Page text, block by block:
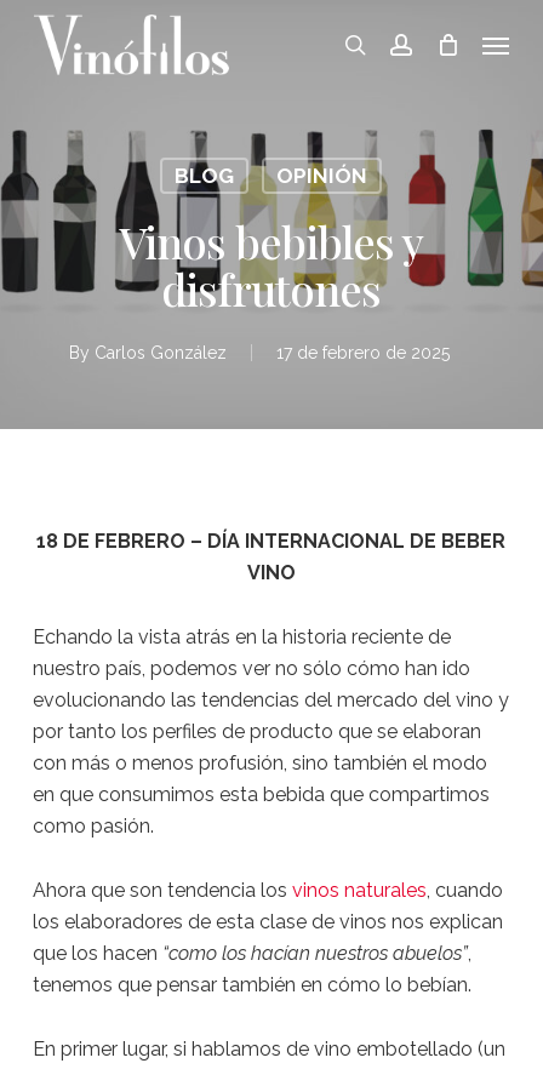
Skip
searchaccount
BLOG OPINIÓN
Vinos bebibles y
disfrutones
By Carlos González 17 de febrero de 2025
18 DE FEBRERO – DÍA INTERNACIONAL DE BEBER
VINO
Echando la vista atrás en la historia reciente de
nuestro país, podemos ver no sólo cómo han ido
evolucionando las tendencias del mercado del vino y
por tanto los perfiles de producto que se elaboran
con más o menos profusión, sino también el modo
en que consumimos esta bebida que compartimos
como pasión.
Ahora que son tendencia los vinos naturales, cuando
los elaboradores de esta clase de vinos nos explican
que los hacen “como los hacían nuestros abuelos”,
tenemos que pensar también en cómo lo bebían.
En primer lugar, si hablamos de vino embotellado (un